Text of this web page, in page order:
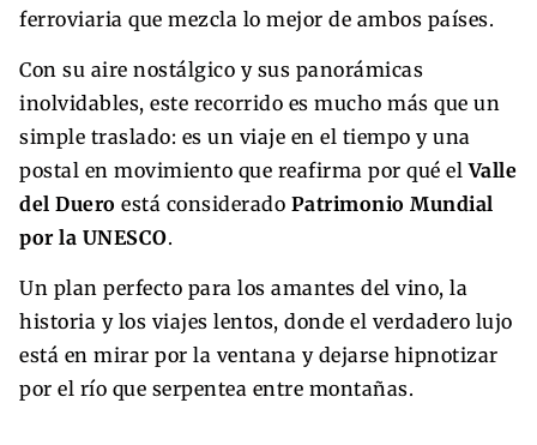
ferroviaria que mezcla lo mejor de ambos países.
Con su aire nostálgico y sus panorámicas
inolvidables, este recorrido es mucho más que un
simple traslado: es un viaje en el tiempo y una
postal en movimiento que reafirma por qué elValle
del Duero está considerado Patrimonio Mundial
por la UNESCO.
Un plan perfecto para los amantes del vino, la
historia y los viajes lentos, donde el verdadero lujo
está en mirar por la ventana y dejarse hipnotizar
por el río que serpentea entre montañas.